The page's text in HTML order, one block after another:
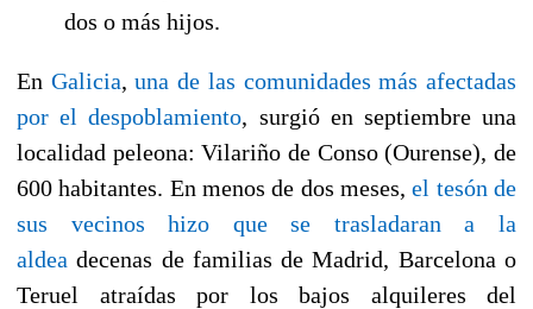
dos o más hijos.
En Galicia,una de las comunidades más afectadas
por el despoblamiento, surgió en septiembre una
localidad peleona: Vilariño de Conso (Ourense), de
600 habitantes. En menos de dos meses,el tesón de
sus vecinos hizo que se trasladaran a la
aldea decenas de familias de Madrid, Barcelona o
Teruel atraídas por los bajos alquileres del